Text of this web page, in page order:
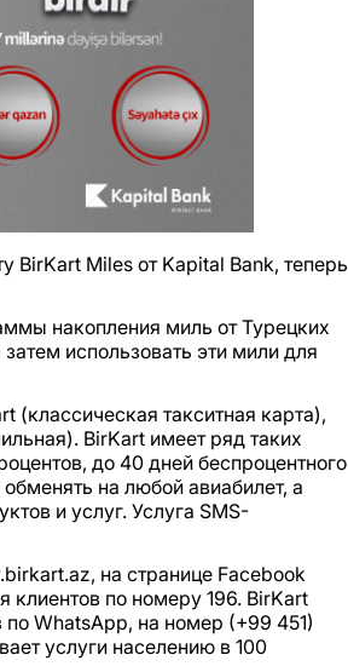
BirKart Miles от Kapital Bank, теперь
накопления миль от Турецких
использовать эти мили для
(классическая такситная карта),
BirKart имеет ряд таких
до 40 дней беспроцентного
на любой авиабилет, а
и услуг. Услуга SMS-
на странице Facebook
по номеру 196. BirKart
по WhatsApp, на номер (+99 451)
услуги населению в 100